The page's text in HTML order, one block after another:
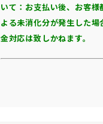
いて：お支払い後、お客様
よる未消化分が発生した場
金対応は致しかねます。